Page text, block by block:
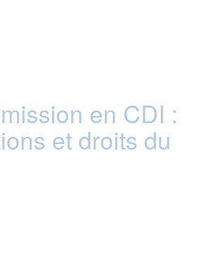
en CDI :
et droits du